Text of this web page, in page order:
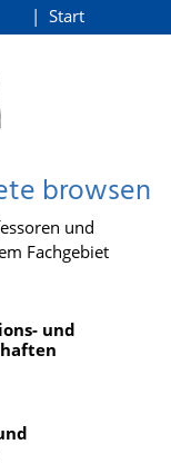
Start
browsen
und
Fachgebiet
und